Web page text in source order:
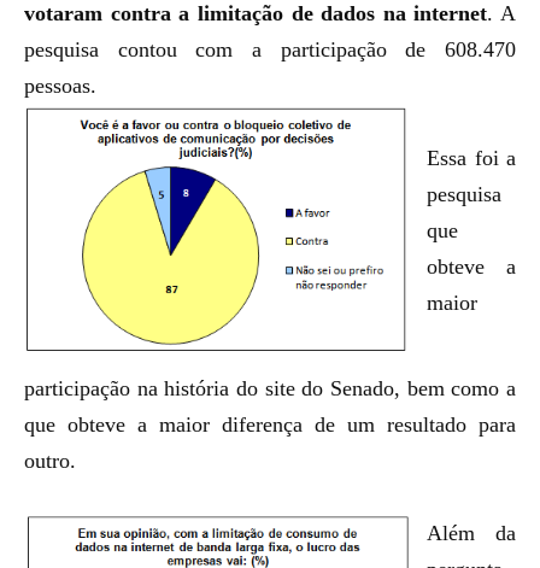
votaram contra a limitação de dados na internet. A
pesquisa contou com a participação de 608.470
pessoas.
Essa foi a
pesquisa
que
obteve a
maior
participação na história do site do Senado, bem como a
que obteve a maior diferença de um resultado para
outro.
Além da